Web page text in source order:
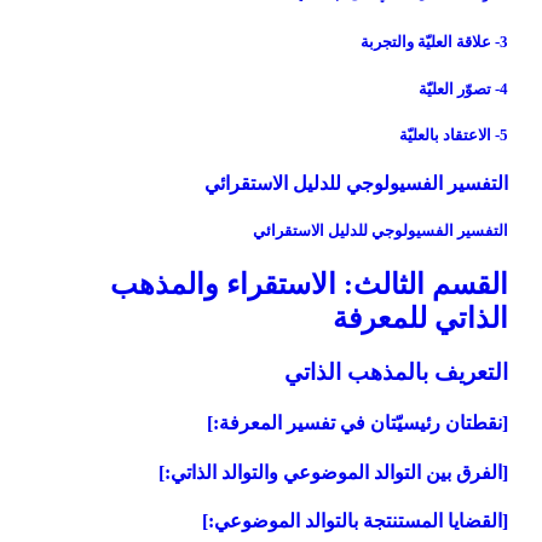
3- علاقة العليّة والتجربة
4- تصوّر العليّة
5- الاعتقاد بالعليّة
التفسير الفسيولوجي للدليل الاستقرائي
التفسير الفسيولوجي للدليل الاستقرائي
القسم الثالث: الاستقراء والمذهب
الذاتي للمعرفة
التعريف بالمذهب الذاتي‏
[نقطتان رئيسيّتان في تفسير المعرفة:]
[الفرق بين التوالد الموضوعي والتوالد الذاتي:]
[القضايا المستنتجة بالتوالد الموضوعي:]